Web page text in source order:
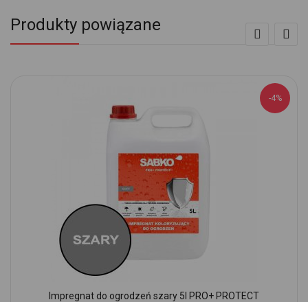
Produkty powiązane
-4%
Impregnat do ogrodzeń szary 5l PRO+ PROTECT